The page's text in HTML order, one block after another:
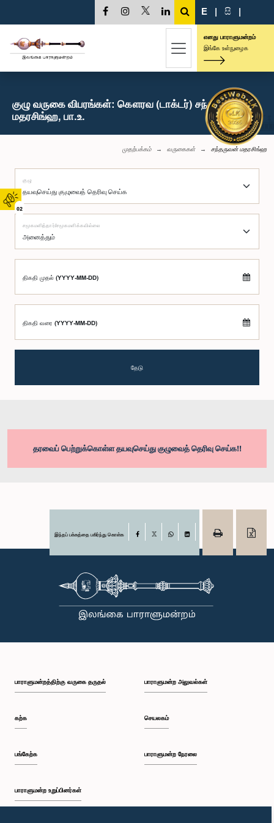
02
E | සි |
எனது பாராளுமன்றம்
இங்கே உள்நுழைக
குழு வருகை விபரங்கள்: கௌரவ (டாக்டர்) சந்தருவன்
மதரசிங்ஹ, பா.உ.
முதற்பக்கம் வருகைகள் சந்தருவன் மதரசிங்ஹ
குழு
சமூகமளித்தார்/சமூகமளிக்கவில்லை
திகதி முதல் (YYYY-MM-DD)
திகதி வரை (YYYY-MM-DD)
தேடு
தரவைப் பெற்றுக்கொள்ள தயவுசெய்து குழுவைத் தெரிவு செய்க!!
இந்தப் பக்கத்தை பகிர்ந்து கொள்க Facebook
பாராளுமன்றத்திற்கு வருகை தருதல்
கற்க
பங்கேற்க
பாராளுமன்ற உறுப்பினர்கள்
பாராளுமன்ற அலுவல்கள்
செயலகம்
பாராளுமன்ற நேரலை